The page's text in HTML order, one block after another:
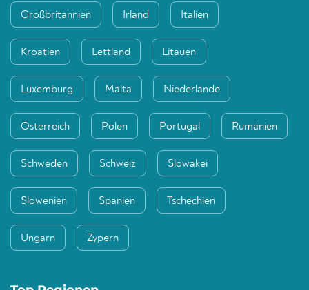
Großbritannien Irland Italien
Kroatien Lettland Litauen
Luxemburg Malta Niederlande
Österreich Polen Portugal Rumänien
Schweden Schweiz Slowakei
Slowenien Spanien Tschechien
Ungarn Zypern